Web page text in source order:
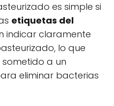
es simple si
etiquetas del
indicar claramente
lo que
a un
eliminar bacterias